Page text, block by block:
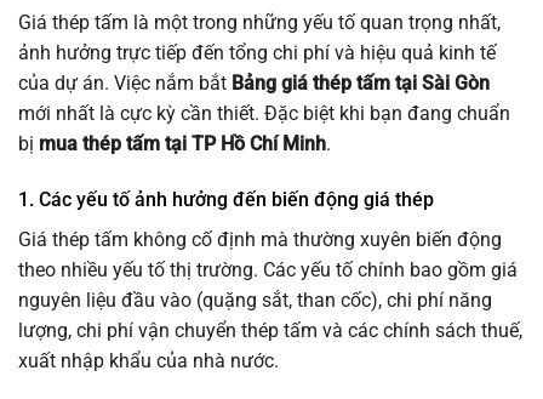
Giá thép tấm là một trong những yếu tố quan trọng nhất,
ảnh hưởng trực tiếp đến tổng chi phí và hiệu quả kinh tế
của dự án. Việc nắm bắt Bảng giá thép tấm tại Sài Gòn
mới nhất là cực kỳ cần thiết. Đặc biệt khi bạn đang chuẩn
bị mua thép tấm tại TP Hồ Chí Minh.
1. Các yếu tố ảnh hưởng đến biến động giá thép
Giá thép tấm không cố định mà thường xuyên biến động
theo nhiều yếu tố thị trường. Các yếu tố chính bao gồm giá
nguyên liệu đầu vào (quặng sắt, than cốc), chi phí năng
lượng, chi phí vận chuyển thép tấm và các chính sách thuế,
xuất nhập khẩu của nhà nước.